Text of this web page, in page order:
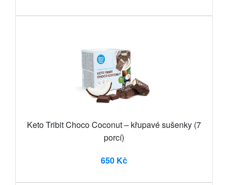
Keto Tribit Choco Coconut – křupavé sušenky (7
porcí)
650 Kč